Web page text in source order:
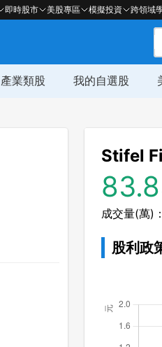
即時股市 美股專區 模擬投資 跨領域
產業類股 我的自選股
Stifel
成交量(萬)
股利政